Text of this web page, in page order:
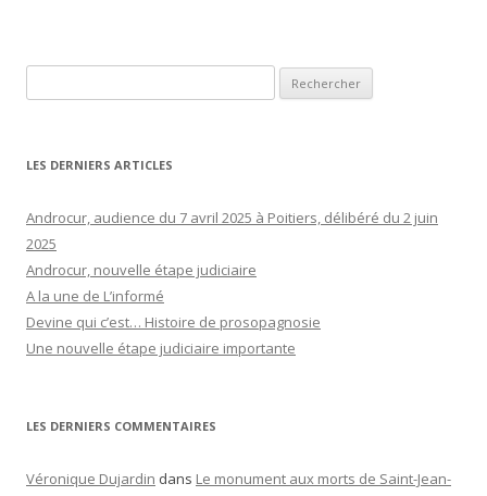
LES DERNIERS ARTICLES
Androcur, audience du 7 avril 2025 à Poitiers, délibéré du 2 juin
2025
Androcur, nouvelle étape judiciaire
A la une de L’informé
Devine qui c’est… Histoire de prosopagnosie
Une nouvelle étape judiciaire importante
LES DERNIERS COMMENTAIRES
Véronique Dujardin dans Le monument aux morts de Saint-Jean-